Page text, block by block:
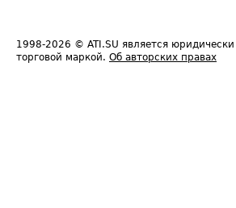
1998-2026 © ATI.SU является
торговой маркой. Об авторских правах